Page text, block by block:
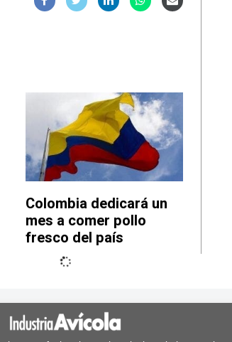
Colombia dedicará un
mes a comer pollo
fresco del país